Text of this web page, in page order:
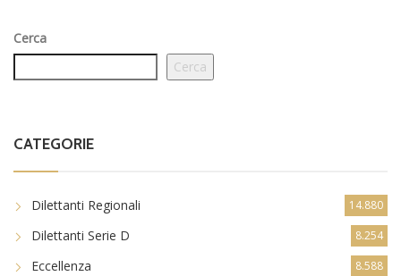
Cerca
Cerca
CATEGORIE
Dilettanti Regionali 14.880
Dilettanti Serie D 8.254
Eccellenza 8.588